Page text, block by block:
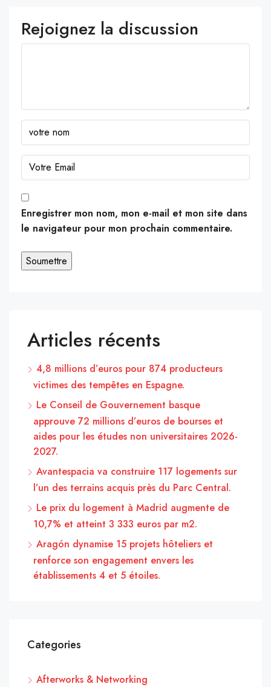
Rejoignez la discussion
Enregistrer mon nom, mon e-mail et mon site dans
le navigateur pour mon prochain commentaire.
Articles récents
4,8 millions d’euros pour 874 producteurs
victimes des tempêtes en Espagne.
Le Conseil de Gouvernement basque
approuve 72 millions d’euros de bourses et
aides pour les études non universitaires 2026-
2027.
Avantespacia va construire 117 logements sur
l’un des terrains acquis près du Parc Central.
Le prix du logement à Madrid augmente de
10,7% et atteint 3 333 euros par m2.
Aragón dynamise 15 projets hôteliers et
renforce son engagement envers les
établissements 4 et 5 étoiles.
Categories
Afterworks & Networking